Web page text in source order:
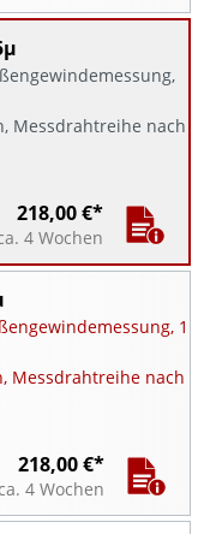
Messdrahtreihe nach
218,00 €*
4 Wochen
1
Messdrahtreihe nach
218,00 €*
ca. 4 Wochen